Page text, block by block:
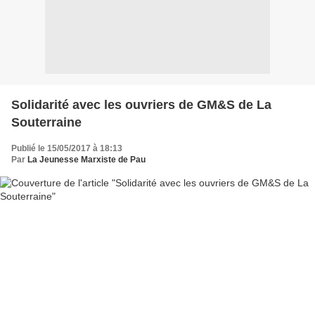
Solidarité avec les ouvriers de GM&S de La
Souterraine
Publié le 15/05/2017 à 18:13
Par La Jeunesse Marxiste de Pau